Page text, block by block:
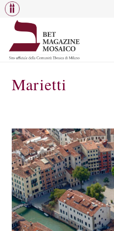
Marietti